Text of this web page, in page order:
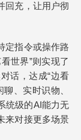
回充，让用户彻
定指令或操作路
世界”则实现了
话，达成“边看
、实时识物、
统级的AI能力无
来对接更多场景